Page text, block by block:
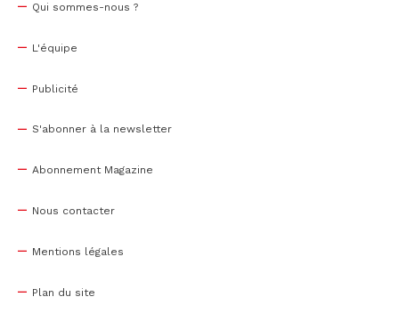
Qui sommes-nous ?
L'équipe
Publicité
S'abonner à la newsletter
Abonnement Magazine
Nous contacter
Mentions légales
Plan du site